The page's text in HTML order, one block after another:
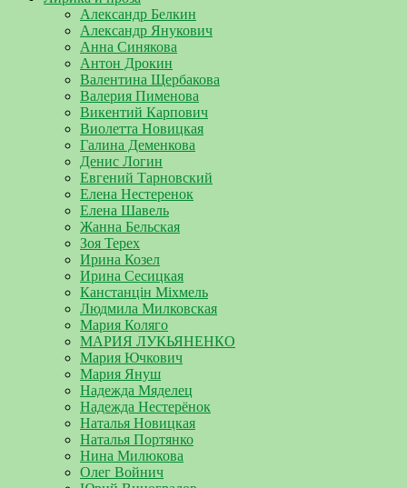
Александр Белкин
Александр Янукович
Анна Синякова
Антон Дрокин
Валентина Щербакова
Валерия Пименова
Викентий Карпович
Виолетта Новицкая
Галина Деменкова
Денис Логин
Евгений Тарновский
Елена Нестеренок
Елена Шавель
Жанна Бельская
Зоя Терех
Ирина Козел
Ирина Сесицкая
Канстанцін Міхмель
Людмила Милковская
Мария Коляго
МАРИЯ ЛУКЬЯНЕНКО
Мария Ючкович
Мария Януш
Надежда Мяделец
Надежда Нестерёнок
Наталья Новицкая
Наталья Портянко
Нина Милюкова
Олег Войнич